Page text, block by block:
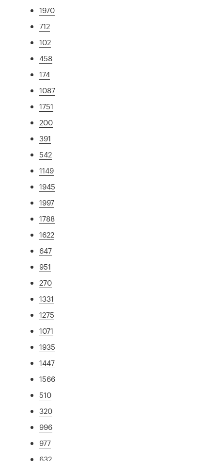
1970
712
102
458
174
1087
1751
200
391
542
1149
1945
1997
1788
1622
647
951
270
1331
1275
1071
1935
1447
1566
510
320
996
977
632